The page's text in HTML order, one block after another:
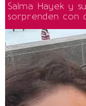
Salma Hayek y
sorprenden con